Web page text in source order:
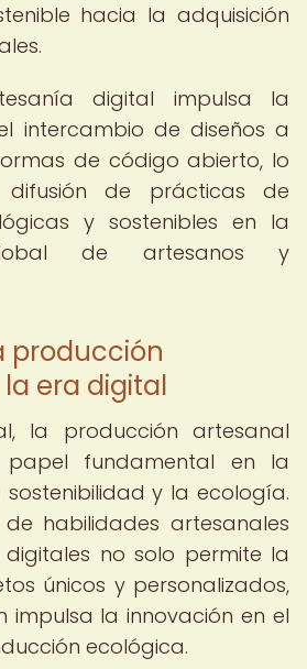
hacia la adquisición
digital impulsa la
intercambio de diseños a
de código abierto, lo
de prácticas de
y sostenibles en la
de artesanos y
producción
era digital
la producción artesanal
papel fundamental en la
y la ecología.
habilidades artesanales
no solo permite la
únicos y personalizados,
impulsa la innovación en el
ecológica.